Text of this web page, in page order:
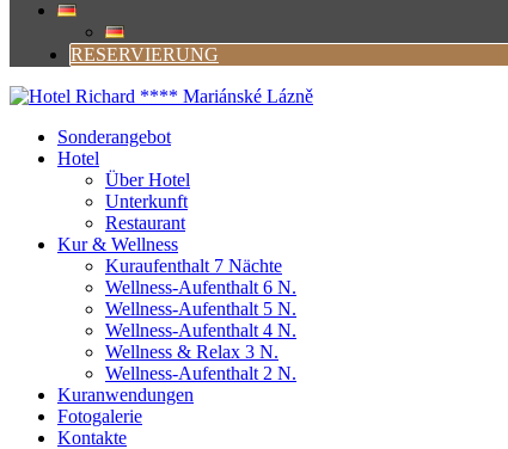
RESERVIERUNG
Sonderangebot
Hotel
Über Hotel
Unterkunft
Restaurant
Kur & Wellness
Kuraufenthalt 7 Nächte
Wellness-Aufenthalt 6 N.
Wellness-Aufenthalt 5 N.
Wellness-Aufenthalt 4 N.
Wellness & Relax 3 N.
Wellness-Aufenthalt 2 N.
Kuranwendungen
Fotogalerie
Kontakte